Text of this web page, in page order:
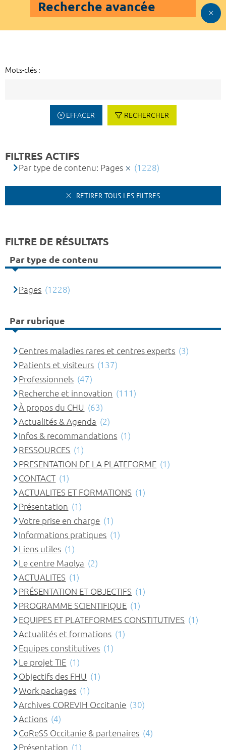
Recherche avancée
Mots-clés :
EFFACER RECHERCHER
FILTRES ACTIFS
Par type de contenu: Pages (1228)
RETIRER TOUS LES FILTRES
FILTRE DE RÉSULTATS
Par type de contenu
Pages (1228)
Par rubrique
Centres maladies rares et centres experts (3)
Patients et visiteurs (137)
Professionnels (47)
Recherche et innovation (111)
À propos du CHU (63)
Actualités & Agenda (2)
Infos & recommandations (1)
RESSOURCES (1)
PRESENTATION DE LA PLATEFORME (1)
CONTACT (1)
ACTUALITES ET FORMATIONS (1)
Présentation (1)
Votre prise en charge (1)
Informations pratiques (1)
Liens utiles (1)
Le centre Maolya (2)
ACTUALITES (1)
PRÉSENTATION ET OBJECTIFS (1)
PROGRAMME SCIENTIFIQUE (1)
EQUIPES ET PLATEFORMES CONSTITUTIVES (1)
Actualités et formations (1)
Equipes constitutives (1)
Le projet TIE (1)
Objectifs des FHU (1)
Work packages (1)
Archives COREVIH Occitanie (30)
Actions (4)
CoReSS Occitanie & partenaires (4)
Présentation (1)